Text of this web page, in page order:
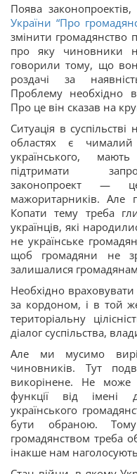
Поява
України “Про
змінити громадянство
про яку чиновники
говорили тому, що
роздачі за
Проблему необхідно
Про це він сказав на
Ситуація в
областях є
українського,
підтримати
законопроект —
мажоритарників.
Копати тему треба
українців, які
не українське
щоб громадяни не
залишалися
Необхідно враховувати
за кордоном, і в той
територіальну
діалог суспільства,
Але ми мусимо
чиновників. Тут
викорінене. Не може
функції від імені
українського
бути обраною.
громадянством треба
інакше нам